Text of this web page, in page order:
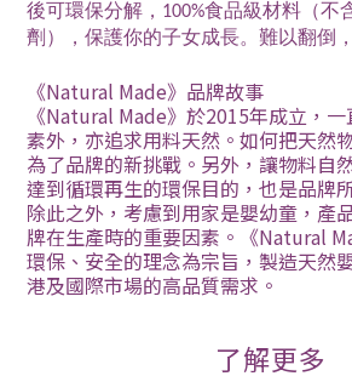
後可環保分解，100%食品級材料（不
劑），保護你的子女成長。難以翻倒
《Natural Made》品牌故事
《Natural Made》於2015年成立，
素外，亦追求用料天然。如何把天然
為了品牌的新挑戰。另外，讓物料自
達到循環再生的環保目的，也是品牌
除此之外，考慮到用家是嬰幼童，產
牌在生產時的重要因素。《Natural
環保、安全的理念為宗旨，製造天然
港及國際市場的高品質需求。
了解更多